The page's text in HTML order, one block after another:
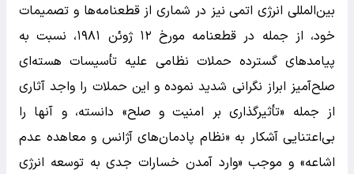
بین‌المللی انرژی اتمی نیز در شماری از قطعنامه‌ها و تصمیمات
خود، از جمله در قطعنامه مورخ ۱۲ ژوئن ۱۹۸۱، نسبت به
پیامد‌های گسترده حملات نظامی علیه تأسیسات هسته‌ای
صلح‌آمیز ابراز نگرانی شدید نموده و این حملات را واجد آثاری
از جمله «تأثیرگذاری بر امنیت و صلح» دانسته، و آنها را
بی‌اعتنایی آشکار به «نظام پادمان‌های آژانس و معاهده عدم
اشاعه» و موجب «وارد آمدن خسارات جدی به توسعه انرژی